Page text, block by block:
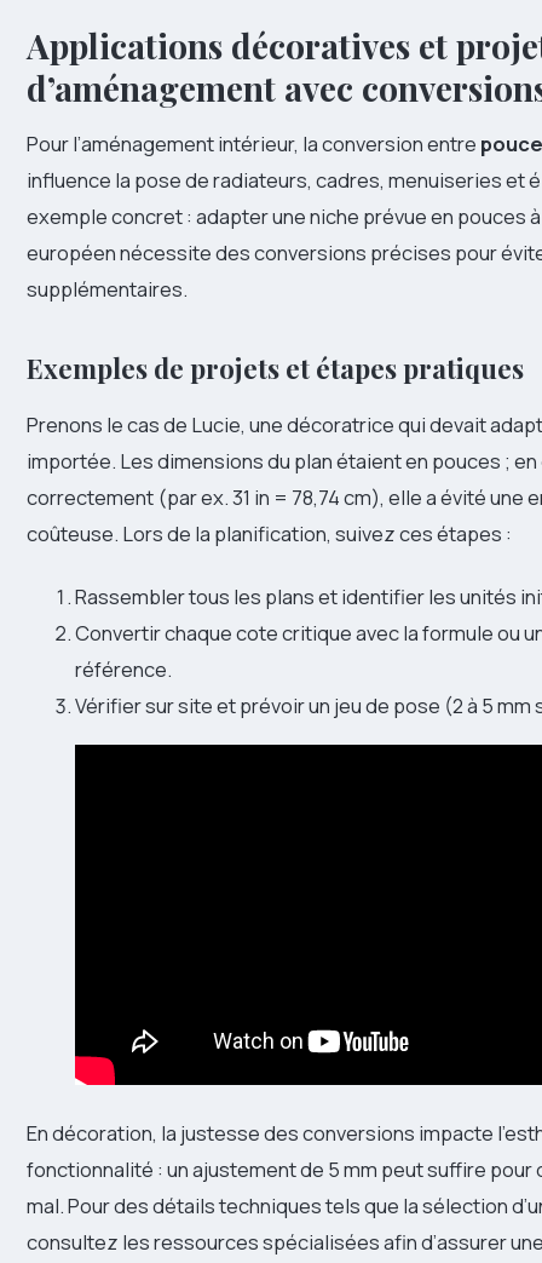
Applications décoratives et
d’aménagement avec
Pour l’aménagement intérieur, la conversion entre
influence la pose de radiateurs, cadres, menuiseries et
exemple concret : adapter une niche prévue en pouces
européen nécessite des conversions précises pour
supplémentaires.
Exemples de projets et étapes pratiques
Prenons le cas de Lucie, une décoratrice qui devait
importée. Les dimensions du plan étaient en pouces ;
correctement (par ex. 31 in = 78,74 cm), elle a évité une
coûteuse. Lors de la planification, suivez ces étapes :
Rassembler tous les plans et identifier les unités
Convertir chaque cote critique avec la formule ou
référence.
Vérifier sur site et prévoir un jeu de pose (2 à 5 mm
En décoration, la justesse des conversions impacte
fonctionnalité : un ajustement de 5 mm peut suffire pour
mal. Pour des détails techniques tels que la sélection
consultez les ressources spécialisées afin d’assurer